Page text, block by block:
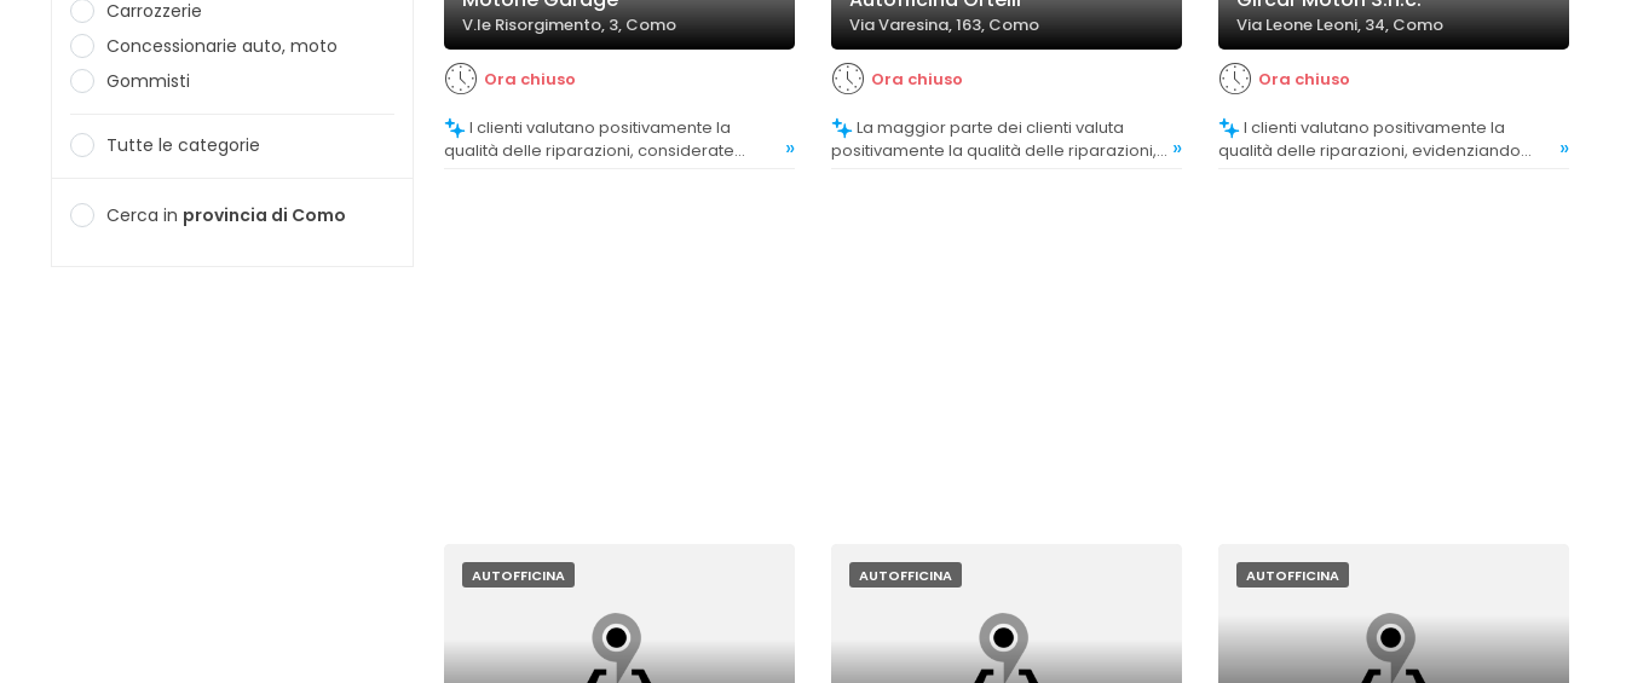
Carrozzerie
Concessionarie auto, moto
Gommisti
Tutte le categorie
Cerca in provincia di Como
V.le Risorgimento, 3, Como
Ora chiuso
qualità delle riparazioni, considerate
»
Via Varesina, 163, Como
Ora chiuso
La maggior parte dei clienti valuta
positivamente la qualità delle riparazioni,
»
Via Leone Leoni, 34, Como
Ora chiuso
I clienti valutano positivamente la
qualità delle riparazioni, evidenziando
»
AUTOFFICINA AUTOFFICINA AUTOFFICINA